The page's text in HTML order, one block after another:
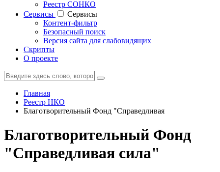
Реестр СОНКО
Cервисы
Cервисы
Контент-фильтр
Безопасный поиск
Версия сайта для слабовидящих
Скрипты
О проекте
Главная
Реестр НКО
Благотворительный Фонд "Справедливая
Благотворительный Фонд
"Справедливая сила"